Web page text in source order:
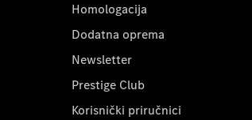
Homologacija
Dodatna oprema
Newsletter
Prestige Club
Korisnički priručnici